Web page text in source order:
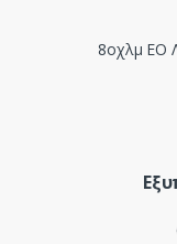
8οχλμ ΕΟ